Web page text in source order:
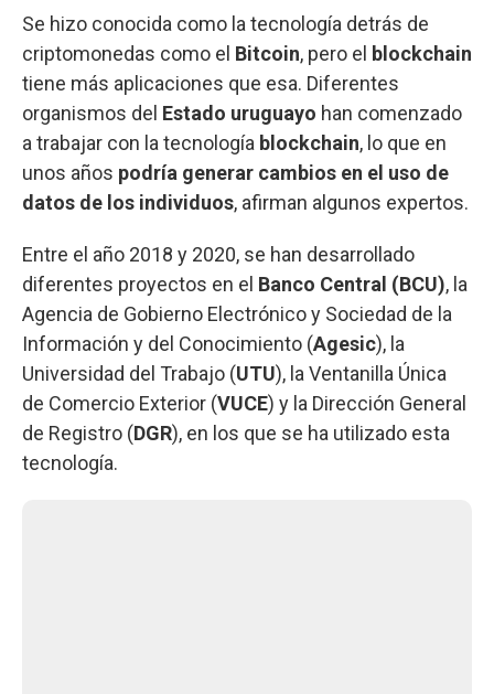
Se hizo conocida como la tecnología detrás de
criptomonedas como el Bitcoin, pero el blockchain
tiene más aplicaciones que esa. Diferentes
organismos del Estado uruguayo han comenzado
a trabajar con la tecnología blockchain, lo que en
unos años podría generar cambios en el uso de
datos de los individuos, afirman algunos expertos.
Entre el año 2018 y 2020, se han desarrollado
diferentes proyectos en el Banco Central (BCU), la
Agencia de Gobierno Electrónico y Sociedad de la
Información y del Conocimiento (Agesic), la
Universidad del Trabajo (UTU), la Ventanilla Única
de Comercio Exterior (VUCE) y la Dirección General
de Registro (DGR), en los que se ha utilizado esta
tecnología.